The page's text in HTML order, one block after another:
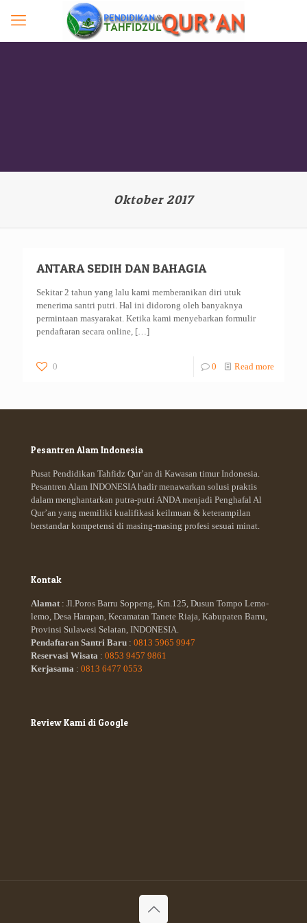
Oktober 2017
ANTARA SEDIH DAN BAHAGIA
Sekitar 2 tahun yang lalu kami memberanikan diri utuk
menerima santri putri. Hal ini didorong oleh banyaknya
permintaan masyarakat. Ketika kami menyebarkan formulir
pendaftaran secara online, […]
0 0 Read more
Pesantren Alam Indonesia
Pusat Pendidikan Tahfidz Qur’an di Kawasan timur Indonesia.
Pesantren Alam INDONESIA hadir menawarkan solusi praktis
dalam menghantarkan putra-putri ANDA menjadi Penghafal Al
Qur’an yang memiliki kualifikasi keilmuan & keterampilan
berstandar kompetensi di masing-masing profesi sesuai minat.
Kontak
Alamat : Jl.Poros Barru Soppeng, Km.125, Dusun Tompo Lemo-
lemo, Desa Harapan, Kecamatan Tanete Riaja, Kabupaten Barru,
Provinsi Sulawesi Selatan, INDONESIA.
Pendaftaran Santri Baru : 0813 5965 9947
Reservasi Wisata : 0853 9457 9861
Kerjasama : 0813 6477 0553
Review Kami di Google